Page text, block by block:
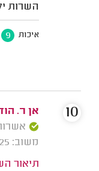
השרות
איכות 9
אן ר.
אשרור: 15/06/
משוב: 17/12/2025
תיאור
10